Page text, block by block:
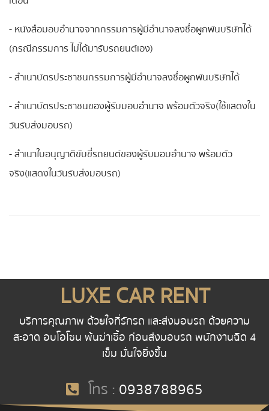
- หนังสือมอบอำนาจจากกรรมการผู้มีอำนาจลงชื่อผูกพันบริษัทได้
(กรณีกรรมการ ไม่ได้มารับรถยนต์เอง)
- สำเนาบัตรประชาชนกรรมการผู้มีอำนาจลงชื่อผูกพันบริษัทได้
- สำเนาบัตรประชาชนของผู้รับมอบอำนาจ พร้อมตัวจริง(ใช้แสดงใน
วันรับส่งมอบรถ)
- สำเนาใบอนุญาติขับขี่รถยนต์ของผู้รับมอบอำนาจ พร้อมตัว
จริง(แสดงในวันรับส่งมอบรถ)
LUXE CAR RENT
บริการคุณภาพ ด้วยใจที่รักรถ และส่งมอบรถ ด้วยความ
สะอาด อบโอโซน พ้นฆ่าเชื้อ ก่อนส่งมอบรถ พนักงานฉีด 4
เข็ม มั่นใจยิ่งขึ้น
โทร : 0938788965